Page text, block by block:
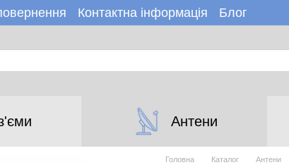
Контактна інформація
Блог
Антени
Головна Каталог
Антени